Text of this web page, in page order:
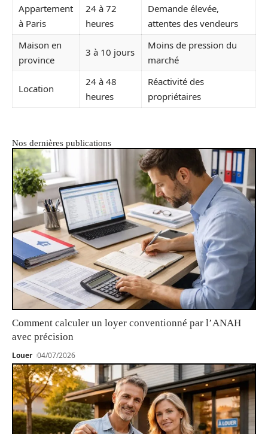
Appartement
à Paris
24 à 72
heures
Demande élevée,
attentes des vendeurs
Maison en
province
3 à 10 jours
Moins de pression du
marché
Location
24 à 48
heures
Réactivité des
propriétaires
Nos dernières publications
Comment calculer un loyer conventionné par l’ANAH
avec précision
Louer 04/07/2026